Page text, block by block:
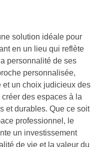
solution idéale pour
en un lieu qui reflète
personnalité de ses
personnalisée,
un choix judicieux des
des espaces à la
et durables. Que ce soit
professionnel, le
un investissement
de vie et la valeur du